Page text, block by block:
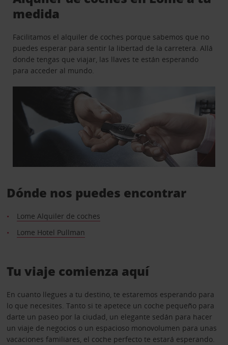
medida
Facilitamos el alquiler de coches porque sabemos que no
puedes esperar para sentir la libertad de la carretera. Allá
donde tengas que viajar, las llaves te están esperando
para acceder al mundo.
Dónde nos puedes encontrar
Lome Alquiler de coches
Lome Hotel Pullman
Tu viaje comienza aquí
En cuanto llegues a tu destino, te estaremos esperando para
lo que necesites. Tanto si te apetece un coche pequeño para
darte un paseo por la ciudad, un elegante sedán para hacer
un viaje de negocios o un espacioso monovolumen para unas
vacaciones familiares, el coche perfecto te estará esperando.